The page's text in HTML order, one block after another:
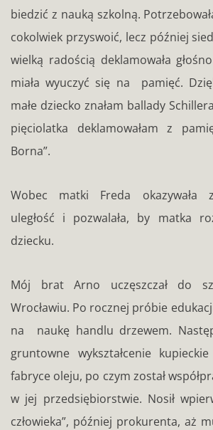
biedzić z nauką szkolną.
cokolwiek przyswoić, lecz później
wielką radością deklamowała
miała wyuczyć się na pamięć.
małe dziecko znałam ballady
pięciolatka deklamowałam z
Borna”.
Wobec matki Freda okazywała
uległość i pozwalała, by matka
dziecku.
Mój brat Arno uczęszczał do
Wrocławiu. Po rocznej próbie
na naukę handlu drzewem.
gruntowne wykształcenie
fabryce oleju, po czym został
w jej przedsiębiorstwie. Nosił
człowieka”, później prokurenta, aż